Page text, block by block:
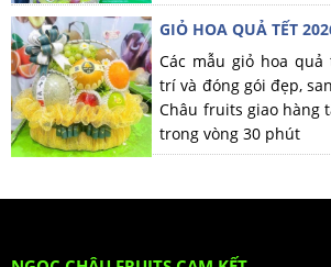
GIỎ HOA QUẢ TẾT
Các mẫu giỏ hoa
trí và đóng gói đẹp,
Châu fruits giao hàng
trong vòng 30 phút